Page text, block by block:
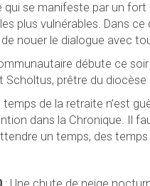
qui se manifeste par un
plus vulnérables. Dans
nouer le dialogue avec
débute ce
Scholtus, prêtre du diocèse
temps de la retraite n’est
dans la Chronique. Il
un temps, des